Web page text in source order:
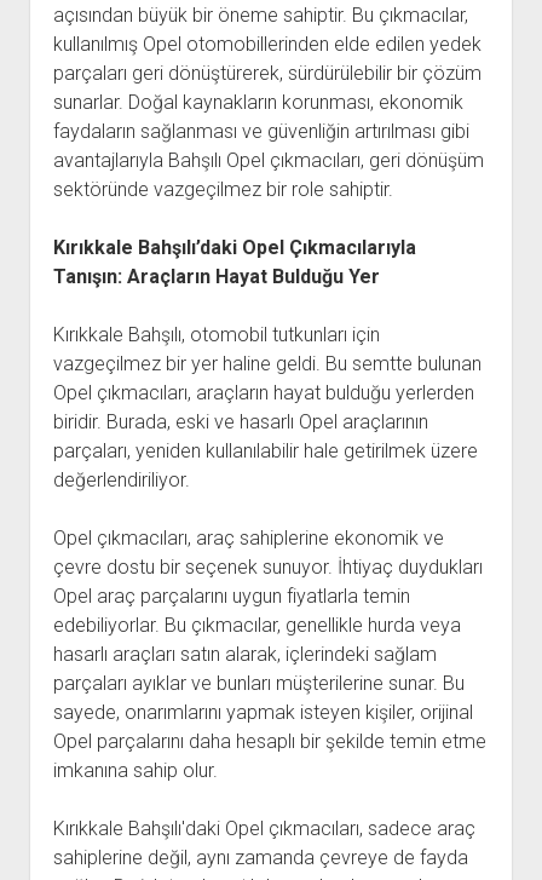
açısından büyük bir öneme sahiptir. Bu çıkmacılar,
kullanılmış Opel otomobillerinden elde edilen yedek
parçaları geri dönüştürerek, sürdürülebilir bir çözüm
sunarlar. Doğal kaynakların korunması, ekonomik
faydaların sağlanması ve güvenliğin artırılması gibi
avantajlarıyla Bahşılı Opel çıkmacıları, geri dönüşüm
sektöründe vazgeçilmez bir role sahiptir.
Kırıkkale Bahşılı’daki Opel Çıkmacılarıyla
Tanışın: Araçların Hayat Bulduğu Yer
Kırıkkale Bahşılı, otomobil tutkunları için
vazgeçilmez bir yer haline geldi. Bu semtte bulunan
Opel çıkmacıları, araçların hayat bulduğu yerlerden
biridir. Burada, eski ve hasarlı Opel araçlarının
parçaları, yeniden kullanılabilir hale getirilmek üzere
değerlendiriliyor.
Opel çıkmacıları, araç sahiplerine ekonomik ve
çevre dostu bir seçenek sunuyor. İhtiyaç duydukları
Opel araç parçalarını uygun fiyatlarla temin
edebiliyorlar. Bu çıkmacılar, genellikle hurda veya
hasarlı araçları satın alarak, içlerindeki sağlam
parçaları ayıklar ve bunları müşterilerine sunar. Bu
sayede, onarımlarını yapmak isteyen kişiler, orijinal
Opel parçalarını daha hesaplı bir şekilde temin etme
imkanına sahip olur.
Kırıkkale Bahşılı'daki Opel çıkmacıları, sadece araç
sahiplerine değil, aynı zamanda çevreye de fayda